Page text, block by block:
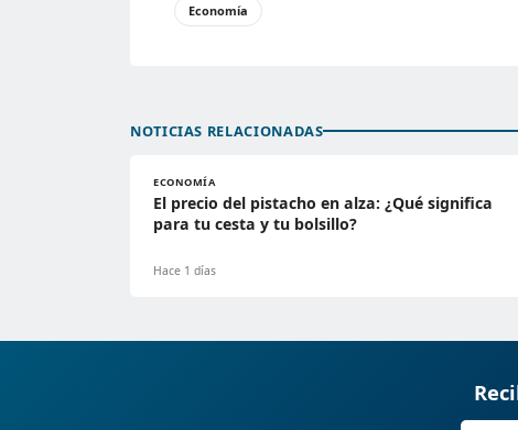
Economía
NOTICIAS RELACIONADAS
ECONOMÍA
El precio del pistacho en alza: ¿Qué significa
para tu cesta y tu bolsillo?
Hace 1 días